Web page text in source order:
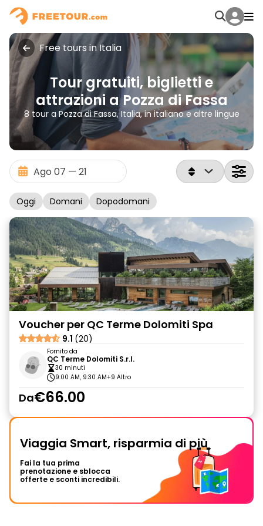
Free tours in Italia
Tour gratuiti, biglietti e
attrazioni a Pozza di Fassa
8 tour a Pozza di Fassa, Italia, in italiano e altre lingue
Oggi Domani Dopodomani
Voucher per QC Terme Dolomiti Spa
9.1 (20)
Fornito da
QC Terme Dolomiti S.r.l.
30 minuti
9:00 AM, 9:30 AM+9 Altro
Da€66.00
Viaggia Smart, risparmia di più
Fai la tua prima
prenotazione e sblocca
offerte e sconti incredibili.